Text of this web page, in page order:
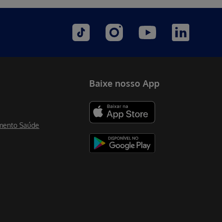
Saúde
Baixe nosso App